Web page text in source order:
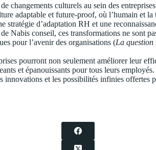
changements culturels au sein des
adaptable et future-proof, où l’humain et
stratégie d’adaptation RH et une
Nabis conseil, ces transformations ne sont
pour l’avenir des organisations (La question
pourront non seulement améliorer leur
et épanouissants pour tous leurs
innovations et les possibilités infinies offertes